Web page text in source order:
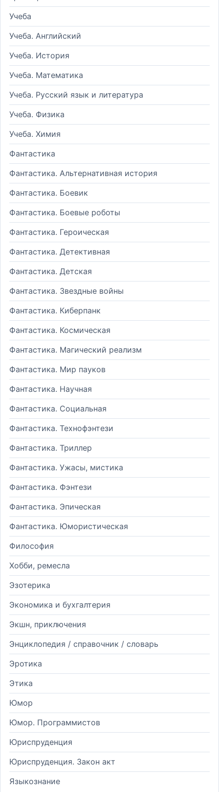
Учеба
Учеба. Английский
Учеба. История
Учеба. Математика
Учеба. Русский язык и литература
Учеба. Физика
Учеба. Химия
Фантастика
Фантастика. Альтернативная история
Фантастика. Боевик
Фантастика. Боевые роботы
Фантастика. Героическая
Фантастика. Детективная
Фантастика. Детская
Фантастика. Звездные войны
Фантастика. Киберпанк
Фантастика. Космическая
Фантастика. Магический реализм
Фантастика. Мир пауков
Фантастика. Научная
Фантастика. Социальная
Фантастика. Технофэнтези
Фантастика. Триллер
Фантастика. Ужасы, мистика
Фантастика. Фэнтези
Фантастика. Эпическая
Фантастика. Юмористическая
Философия
Хобби, ремесла
Эзотерика
Экономика и бухгалтерия
Экшн, приключения
Энциклопедия / справочник / словарь
Эротика
Этика
Юмор
Юмор. Программистов
Юриспруденция
Юриспруденция. Закон акт
Языкознание